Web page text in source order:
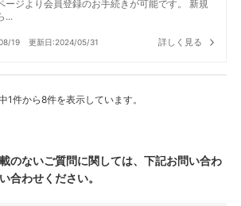
ージより会員登録のお手続きが可能です。 新規
...
19 更新日:2024/05/31 詳しく見る
1件から8件を表示しています。
のないご質問に関しては、下記お問い合わ
合わせください。